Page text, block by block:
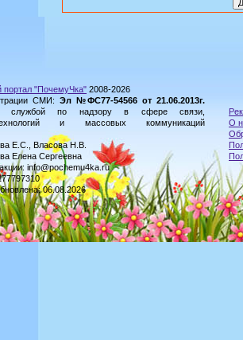
портал "ПочемуЧка" 2008-2026
СМИ: Эл №ФС77-54566 от 21.06.2013г.
службой по надзору в сфере связи,
и массовых коммуникаций
Е.С., Власова Н.В.
Елена Сергеевна
info@pochemu4ka.ru
06.08.2026
О